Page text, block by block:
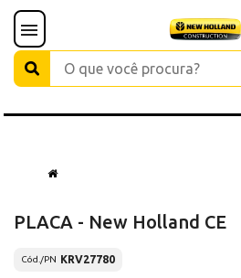
PLACA - New Holland CE
Cód./PN KRV27780